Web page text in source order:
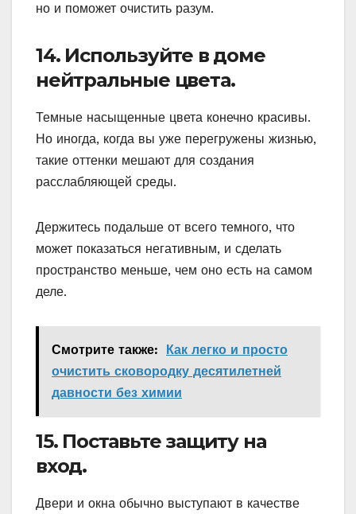
но и поможет очистить разум.
14. Используйте в доме
нейтральные цвета.
Темные насыщенные цвета конечно красивы.
Но иногда, когда вы уже перегружены жизнью,
такие оттенки мешают для создания
расслабляющей среды.
Держитесь подальше от всего темного, что
может показаться негативным, и сделать
пространство меньше, чем оно есть на самом
деле.
Смотрите также:
Как легко и просто
очистить сковородку десятилетней
давности без химии
15. Поставьте защиту на
вход.
Двери и окна обычно выступают в качестве